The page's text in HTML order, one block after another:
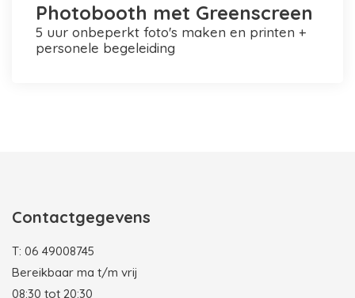
Photobooth met Greenscreen
5 uur onbeperkt foto's maken en printen +
personele begeleiding
Contactgegevens
T: 06 49008745
Bereikbaar ma t/m vrij
08:30 tot 20:30